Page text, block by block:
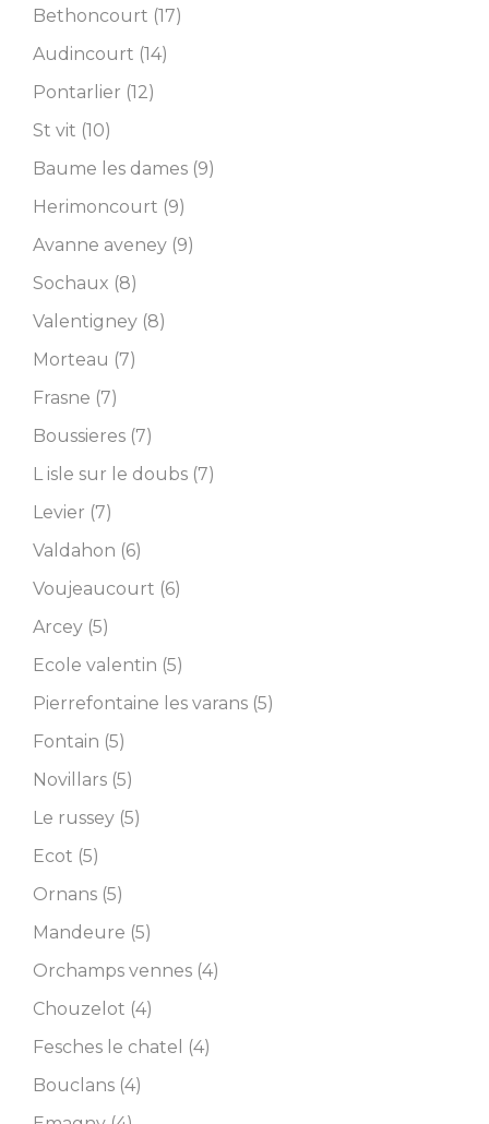
Bethoncourt (17)
Audincourt (14)
Pontarlier (12)
St vit (10)
Baume les dames (9)
Herimoncourt (9)
Avanne aveney (9)
Sochaux (8)
Valentigney (8)
Morteau (7)
Frasne (7)
Boussieres (7)
L isle sur le doubs (7)
Levier (7)
Valdahon (6)
Voujeaucourt (6)
Arcey (5)
Ecole valentin (5)
Pierrefontaine les varans (5)
Fontain (5)
Novillars (5)
Le russey (5)
Ecot (5)
Ornans (5)
Mandeure (5)
Orchamps vennes (4)
Chouzelot (4)
Fesches le chatel (4)
Bouclans (4)